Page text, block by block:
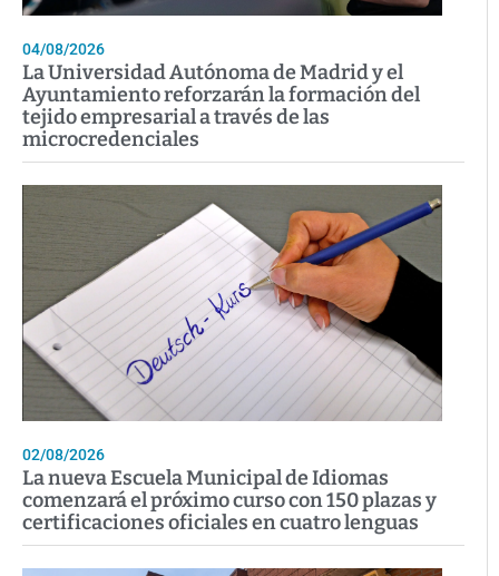
04/08/2026
La Universidad Autónoma de Madrid y el
Ayuntamiento reforzarán la formación del
tejido empresarial a través de las
microcredenciales
02/08/2026
La nueva Escuela Municipal de Idiomas
comenzará el próximo curso con 150 plazas y
certificaciones oficiales en cuatro lenguas